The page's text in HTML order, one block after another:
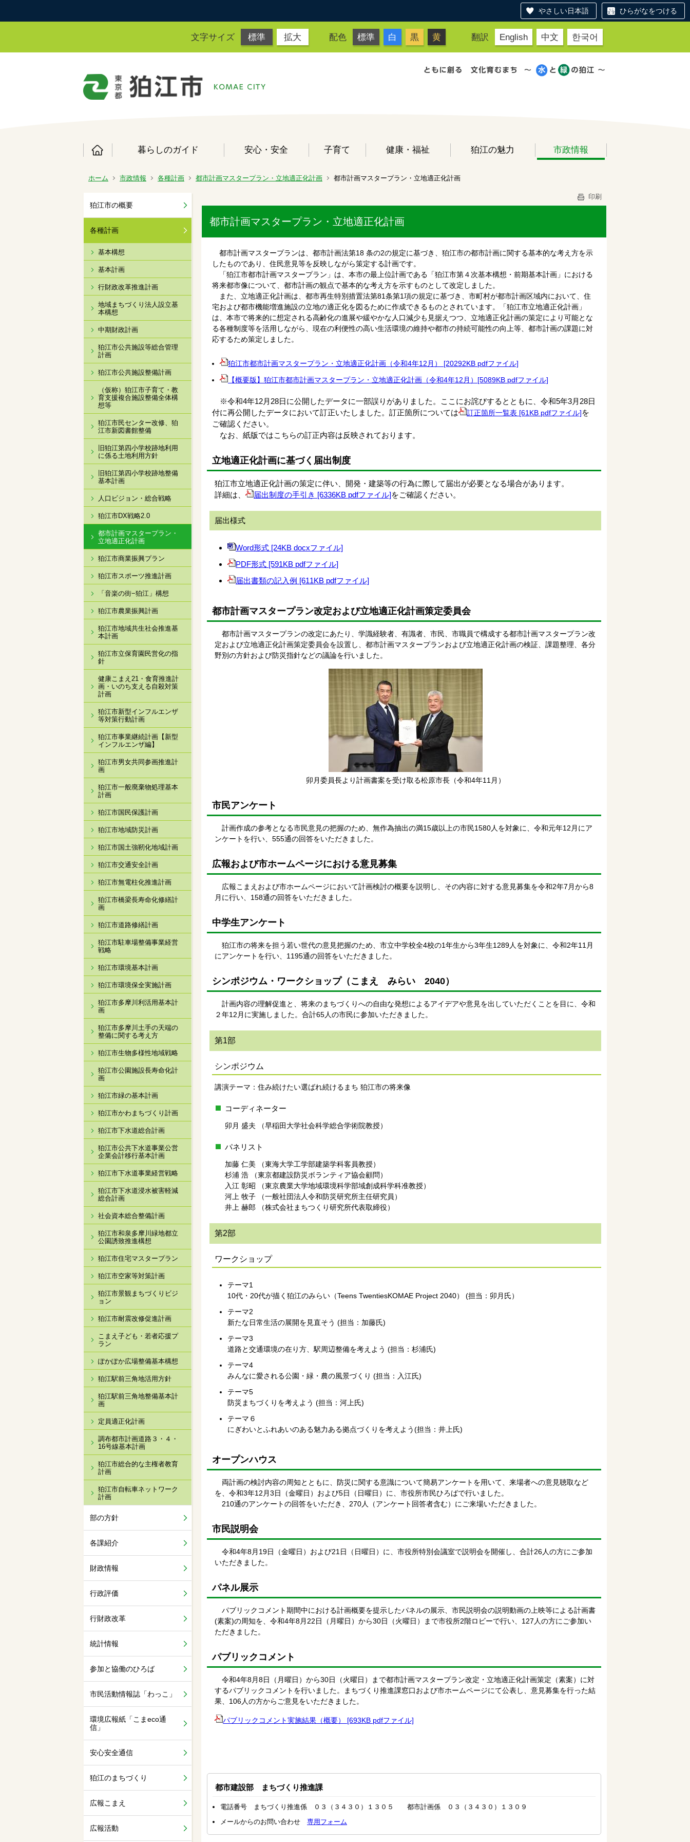
やさしい日本語 ひらがなをつける
文字サイズ 標準 拡大 配色 標準 白 黒 黄 翻訳 English 中文 한국어
暮らしのガイド 安心・安全 子育て 健康・福祉 狛江の魅力 市政情報
ホーム 市政情報 各種計画 都市計画マスタープラン・立地適正化計画 都市計画マスタープラン・立地適正化計画
狛江市の概要
各種計画
基本構想
基本計画
行財政改革推進計画
地域まちづくり法人設立基
本構想
中期財政計画
狛江市公共施設等総合管理
計画
狛江市公共施設整備計画
（仮称）狛江市子育て・教
育支援複合施設整備全体構
想等
狛江市民センター改修、狛
江市新図書館整備
旧狛江第四小学校跡地利用
に係る土地利用方針
旧狛江第四小学校跡地整備
基本計画
人口ビジョン・総合戦略
狛江市DX戦略2.0
都市計画マスタープラン・
立地適正化計画
狛江市商業振興プラン
狛江市スポーツ推進計画
「音楽の街−狛江」構想
狛江市農業振興計画
狛江市地域共生社会推進基
本計画
狛江市立保育園民営化の指
針
健康こまえ21・食育推進計
画・いのち支える自殺対策
計画
狛江市新型インフルエンザ
等対策行動計画
狛江市事業継続計画【新型
インフルエンザ編】
狛江市男女共同参画推進計
画
狛江市一般廃棄物処理基本
計画
狛江市国民保護計画
狛江市地域防災計画
狛江市国土強靭化地域計画
狛江市交通安全計画
狛江市無電柱化推進計画
狛江市橋梁長寿命化修繕計
画
狛江市道路修繕計画
狛江市駐車場整備事業経営
戦略
狛江市環境基本計画
狛江市環境保全実施計画
狛江市多摩川利活用基本計
画
狛江市多摩川土手の天端の
整備に関する考え方
狛江市生物多様性地域戦略
狛江市公園施設長寿命化計
画
狛江市緑の基本計画
狛江市かわまちづくり計画
狛江市下水道総合計画
狛江市公共下水道事業公営
企業会計移行基本計画
狛江市下水道事業経営戦略
狛江市下水道浸水被害軽減
総合計画
社会資本総合整備計画
狛江市和泉多摩川緑地都立
公園誘致推進構想
狛江市住宅マスタープラン
狛江市空家等対策計画
狛江市景観まちづくりビジ
ョン
狛江市耐震改修促進計画
こまえ子ども・若者応援プ
ラン
ぽかぽか広場整備基本構想
狛江駅前三角地活用方針
狛江駅前三角地整備基本計
画
定員適正化計画
調布都市計画道路３・４・
16号線基本計画
狛江市総合的な主権者教育
計画
狛江市自転車ネットワーク
計画
部の方針
各課紹介
財政情報
行政評価
行財政改革
統計情報
参加と協働のひろば
市民活動情報誌「わっこ」
環境広報紙「こまeco通
信」
安心安全通信
狛江のまちづくり
広報こまえ
広報活動
印刷
都市計画マスタープラン・立地適正化計画
都市計画マスタープランは、都市計画法第18 条の2の規定に基づき、狛江市の都市計画に関する基本的な考え方を示
したものであり、住民意見等を反映しながら策定する計画です。
「狛江市都市計画マスタープラン」は、本市の最上位計画である「狛江市第４次基本構想・前期基本計画」における
将来都市像について、都市計画の観点で基本的な考え方を示すものとして改定しました。
また、立地適正化計画は、都市再生特別措置法第81条第1項の規定に基づき、市町村が都市計画区域内において、住
宅および都市機能増進施設の立地の適正化を図るために作成できるものとされています。「狛江市立地適正化計画」
は、本市で将来的に想定される高齢化の進展や緩やかな人口減少も見据えつつ、立地適正化計画の策定により可能とな
る各種制度等を活用しながら、現在の利便性の高い生活環境の維持や都市の持続可能性の向上等、都市計画の課題に対
応するため策定しました。
狛江市都市計画マスタープラン・立地適正化計画（令和4年12月） [20292KB pdfファイル]
【概要版】狛江市都市計画マスタープラン・立地適正化計画（令和4年12月）[5089KB pdfファイル]
※令和4年12月28日に公開したデータに一部誤りがありました。ここにお詫びするとともに、令和5年3月28日
付に再公開したデータにおいて訂正いたしました。訂正箇所については
訂正箇所一覧表 [61KB pdfファイル]を
ご確認ください。
なお、紙版ではこちらの訂正内容は反映されております。
立地適正化計画に基づく届出制度
狛江市立地適正化計画の策定に伴い、開発・建築等の行為に際して届出が必要となる場合があります。
詳細は、
届出制度の手引き [6336KB pdfファイル]をご確認ください。
届出様式
Word形式 [24KB docxファイル]
PDF形式 [591KB pdfファイル]
届出書類の記入例 [611KB pdfファイル]
都市計画マスタープラン改定および立地適正化計画策定委員会
都市計画マスタープランの改定にあたり、学識経験者、有識者、市民、市職員で構成する都市計画マスタープラン改
定および立地適正化計画策定委員会を設置し、都市計画マスタープランおよび立地適正化計画の検証、課題整理、各分
野別の方針および防災指針などの議論を行いました。
卯月委員長より計画書案を受け取る松原市長（令和4年11月）
市民アンケート
計画作成の参考となる市民意見の把握のため、無作為抽出の満15歳以上の市民1580人を対象に、令和元年12月にア
ンケートを行い、555通の回答をいただきました。
広報および市ホームページにおける意見募集
広報こまえおよび市ホームページにおいて計画検討の概要を説明し、その内容に対する意見募集を令和2年7月から8
月に行い、158通の回答をいただきました。
中学生アンケート
狛江市の将来を担う若い世代の意見把握のため、市立中学校全4校の1年生から3年生1289人を対象に、令和2年11月
にアンケートを行い、1195通の回答をいただきました。
シンポジウム・ワークショップ（こまえ みらい 2040）
計画内容の理解促進と、将来のまちづくりへの自由な発想によるアイデアや意見を出していただくことを目に、令和
２年12月に実施しました。合計65人の市民に参加いただきました。
第1部
シンポジウム
講演テーマ：住み続けたい選ばれ続けるまち 狛江市の将来像
コーディネーター
卯月 盛夫 （早稲田大学社会科学総合学術院教授）
パネリスト
加藤 仁美 （東海大学工学部建築学科客員教授）
杉浦 浩 （東京都建設防災ボランティア協会顧問）
入江 彰昭 （東京農業大学地域環境科学部域創成科学科准教授）
河上 牧子 （一般社団法人令和防災研究所主任研究員）
井上 赫郎 （株式会社まちつくり研究所代表取締役）
第2部
ワークショップ
テーマ1
10代・20代が描く狛江のみらい（Teens TwentiesKOMAE Project 2040） (担当：卯月氏）
テーマ2
新たな日常生活の展開を見直そう (担当：加藤氏)
テーマ3
道路と交通環境の在り方、駅周辺整備を考えよう (担当：杉浦氏)
テーマ4
みんなに愛される公園・緑・農の風景づくり (担当：入江氏)
テーマ5
防災まちづくりを考えよう (担当：河上氏)
テーマ６
にぎわいとふれあいのある魅⼒ある拠点づくりを考えよう(担当：井上氏)
オープンハウス
両計画の検討内容の周知とともに、防災に関する意識について簡易アンケートを用いて、来場者への意見聴取など
を、令和3年12月3日（金曜日）および5日（日曜日）に、市役所市民ひろばで行いました。
210通のアンケートの回答をいただき、270人（アンケート回答者含む）にご来場いただきました。
市民説明会
令和4年8月19日（金曜日）および21日（日曜日）に、市役所特別会議室で説明会を開催し、合計26人の方にご参加
いただきました。
パネル展示
パブリックコメント期間中における計画概要を提示したパネルの展示、市民説明会の説明動画の上映等による計画書
(素案)の周知を、令和4年8月22日（月曜日）から30日（火曜日）まで市役所2階ロビーで行い、127人の方にご参加い
ただきました。
パブリックコメント
令和4年8月8日（月曜日）から30日（火曜日）まで都市計画マスタープラン改定・立地適正化計画策定（素案）に対
するパブリックコメントを行いました。まちづくり推進課窓口および市ホームページにて公表し、意見募集を行った結
果、106人の方からご意見をいただきました。
パブリックコメント実施結果（概要） [693KB pdfファイル]
都市建設部 まちづくり推進課
電話番号 まちづくり推進係 ０３（３４３０）１３０５ 都市計画係 ０３（３４３０）１３０９
メールからのお問い合わせ 専用フォーム